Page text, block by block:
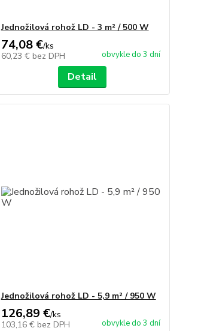
Jednožilová rohož LD - 3 m² / 500 W
74,08 €/ks
60,23 € bez DPH obvykle do 3 dní
Detail
Jednožilová rohož LD - 5,9 m² / 950 W
126,89 €/ks
103,16 € bez DPH obvykle do 3 dní